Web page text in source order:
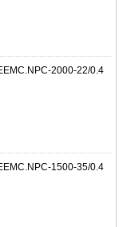
2000-22/0.4
1500-35/0.4